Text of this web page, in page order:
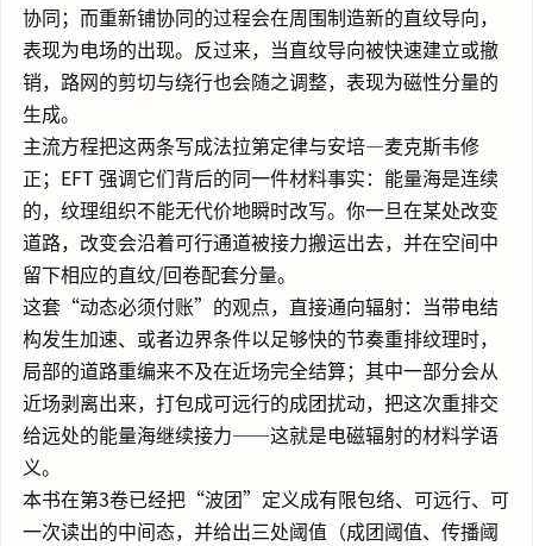
协同；而重新铺协同的过程会在周围制造新的直纹导向，
表现为电场的出现。反过来，当直纹导向被快速建立或撤
销，路网的剪切与绕行也会随之调整，表现为磁性分量的
生成。
主流方程把这两条写成法拉第定律与安培—麦克斯韦修
正；EFT 强调它们背后的同一件材料事实：能量海是连续
的，纹理组织不能无代价地瞬时改写。你一旦在某处改变
道路，改变会沿着可行通道被接力搬运出去，并在空间中
留下相应的直纹/回卷配套分量。
这套“动态必须付账”的观点，直接通向辐射：当带电结
构发生加速、或者边界条件以足够快的节奏重排纹理时，
局部的道路重编来不及在近场完全结算；其中一部分会从
近场剥离出来，打包成可远行的成团扰动，把这次重排交
给远处的能量海继续接力——这就是电磁辐射的材料学语
义。
本书在第3卷已经把“波团”定义成有限包络、可远行、可
一次读出的中间态，并给出三处阈值（成团阈值、传播阈